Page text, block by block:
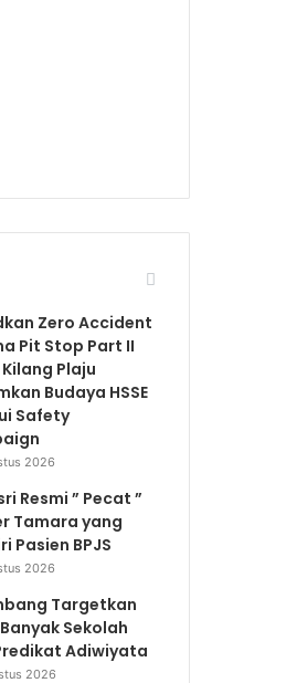
Zero Accident
Pit Stop Part II
Plaju
Budaya HSSE
Safety
2026
Resmi ” Pecat ”
Tamara yang
Pasien BPJS
2026
Targetkan
Sekolah
Adiwiyata
2026